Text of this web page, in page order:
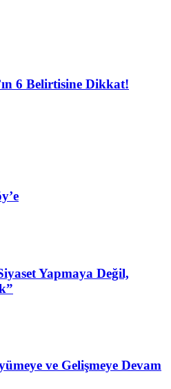
6 Belirtisine Dikkat!
Yapmaya Değil,
ve Gelişmeye Devam